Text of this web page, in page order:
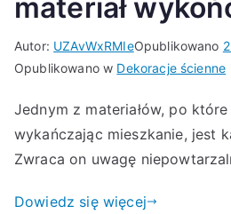
materiał
Autor: UZAvWxRMIeOpublikowano
Opublikowano w Dekoracje ścienne
Jednym z materiałów, po
wykańczając mieszkanie, jest
Zwraca on uwagę
Dowiedz się więcej